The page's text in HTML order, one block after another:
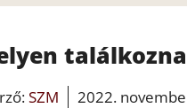
SZM 2022.